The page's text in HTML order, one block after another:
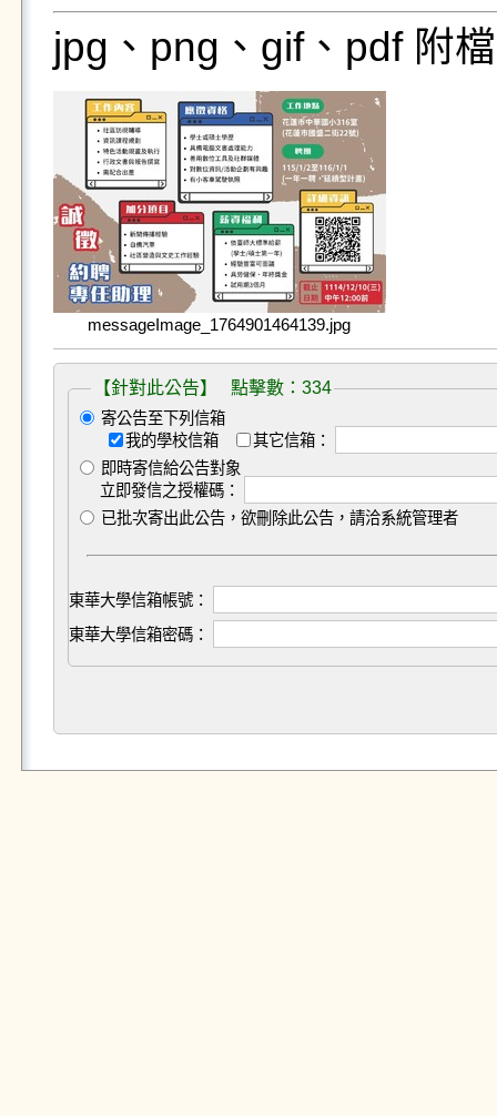
jpg、png、gif、pdf 附
messageImage_1764901464139.jpg
【針對此公告】 點擊數：334
寄公告至下列信箱
我的學校信箱
其它信箱：
即時寄信給公告對象
立即發信之授權碼：
已批次寄出此公告，欲刪除此公告，請洽系統管理者
東華大學信箱帳號：
東華大學信箱密碼：